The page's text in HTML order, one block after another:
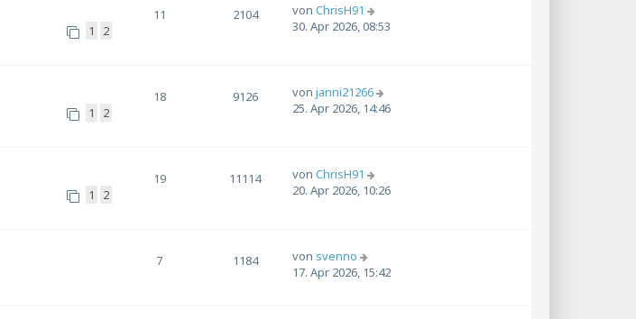
1 2
11 2104 von ChrisH91
30. Apr 2026, 08:53
1 2
18 9126 von janni21266
25. Apr 2026, 14:46
1 2
19 11114 von ChrisH91
20. Apr 2026, 10:26
7 1184 von svenno
17. Apr 2026, 15:42